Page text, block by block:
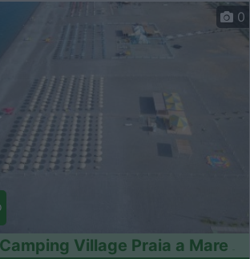
0
Village Praia a Mare